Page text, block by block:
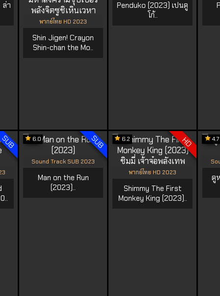
ล่า
พากย์ไทย HD 2023
Shin Jigen! Crayon
Shin-chan the Mo..
Penduko (2023) เปนดู
โก้..
SUB SUB
6.0
Sound Track SUB 2023
Man on the Run
(2023)..
HD
6.2
พากย์ไทย HD 2023
Shimmy The First
Monkey King (2023)..
4.7
ดู